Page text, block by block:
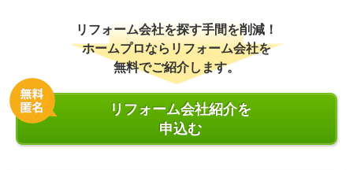
リフォーム会社を探す手間を削減！
ホームプロならリフォーム会社を
無料でご紹介します。
リフォーム会社紹介を
申込む